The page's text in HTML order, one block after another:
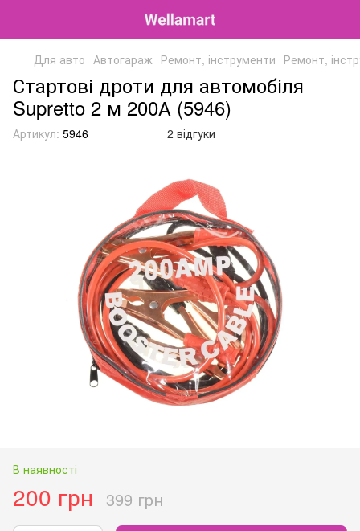
Для авто Автогараж Ремонт, інструменти Ремонт,
Стартові дроти для автомобіля
Supretto 2 м 200А (5946)
Артикул: 5946 2 відгуки
В наявності
200 грн 399 грн